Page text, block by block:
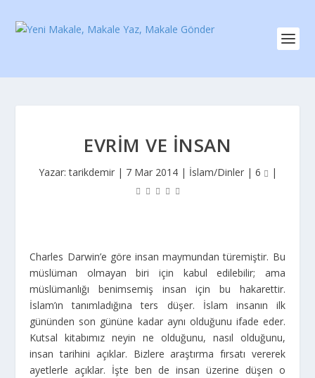
EVRIM VE İNSAN
Yazar:tarikdemir| 7 Mar 2014| İslam/Dinler| 6 |
Charles Darwin’e göre insan maymundan türemiştir. Bu
müslüman olmayan biri için kabul edilebilir; ama
müslümanlığı benimsemiş insan için bu hakarettir.
İslam’ın tanımladığına ters düşer. İslam insanın ilk
gününden son gününe kadar aynı olduğunu ifade eder.
Kutsal kitabımız neyin ne olduğunu, nasıl olduğunu,
insan tarihini açıklar. Bizlere araştırma fırsatı vererek
ayetlerle açıklar. İşte ben de insan üzerine düşen o